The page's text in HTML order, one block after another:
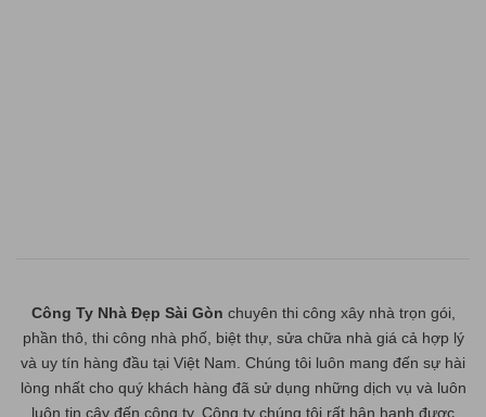
Công Ty Nhà Đẹp Sài Gòn chuyên thi công xây nhà trọn gói,
phần thô, thi công nhà phố, biệt thự, sửa chữa nhà giá cả hợp lý
và uy tín hàng đầu tại Việt Nam. Chúng tôi luôn mang đến sự hài
lòng nhất cho quý khách hàng đã sử dụng những dịch vụ và luôn
luôn tin cậy đến công ty. Công ty chúng tôi rất hân hạnh được